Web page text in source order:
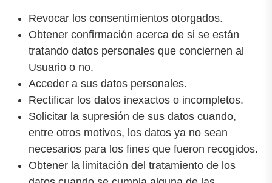
Revocar los consentimientos otorgados.
Obtener confirmación acerca de si se están
tratando datos personales que conciernen al
Usuario o no.
Acceder a sus datos personales.
Rectificar los datos inexactos o incompletos.
Solicitar la supresión de sus datos cuando,
entre otros motivos, los datos ya no sean
necesarios para los fines que fueron recogidos.
Obtener la limitación del tratamiento de los